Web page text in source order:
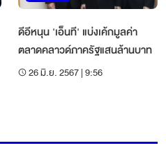
ดีอีหนุน 'เอ็นที' แบ่งเค้กมูลค่า
ตลาดคลาวด์ภาครัฐแสนล้านบาท
26 มิ.ย. 2567 | 9:56